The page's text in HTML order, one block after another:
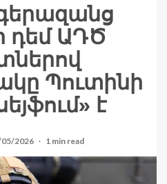
դեմ ԱԴԾ
Պուտինի
է
2026 1 min read